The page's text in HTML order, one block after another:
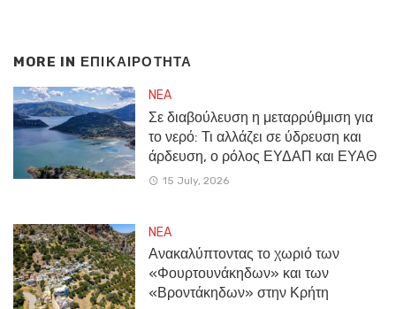
MORE IN ΕΠΙΚΑΙΡΟΤΗΤΑ
NEA
Σε διαβούλευση η μεταρρύθμιση για
το νερό: Τι αλλάζει σε ύδρευση και
άρδευση, ο ρόλος ΕΥΔΑΠ και ΕΥΑΘ
15 July, 2026
NEA
Ανακαλύπτοντας το χωριό των
«Φουρτουνάκηδων» και των
«Βροντάκηδων» στην Κρήτη